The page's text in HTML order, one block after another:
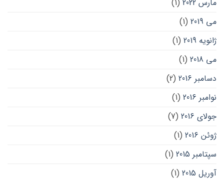
مارس 2022
(1)
می 2019
(1)
ژانویه 2019
(1)
می 2018
(1)
دسامبر 2016
(2)
نوامبر 2016
(1)
جولای 2016
(7)
ژوئن 2016
(1)
سپتامبر 2015
(1)
آوریل 2015
(1)